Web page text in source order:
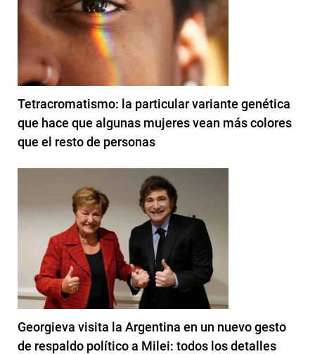
Tetracromatismo: la particular variante genética
que hace que algunas mujeres vean más colores
que el resto de personas
Georgieva visita la Argentina en un nuevo gesto
de respaldo político a Milei: todos los detalles